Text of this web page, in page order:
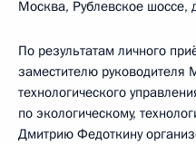
Москва, Рублевское шоссе,
По результатам личного
заместителю руководителя
технологического
по экологическому,
Дмитрию Федоткину